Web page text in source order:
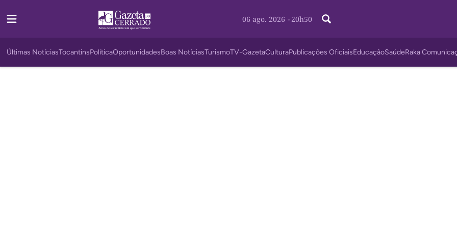
06 ago. 2026 - 20h50
Últimas NotíciasTocantinsPolíticaOportunidadesBoas NotíciasTurismoTV-GazetaCulturaPublicações OficiaisEducaçãoSaúdeRaka